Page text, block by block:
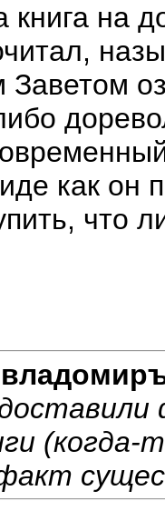
книга на
Заветом
как он
что